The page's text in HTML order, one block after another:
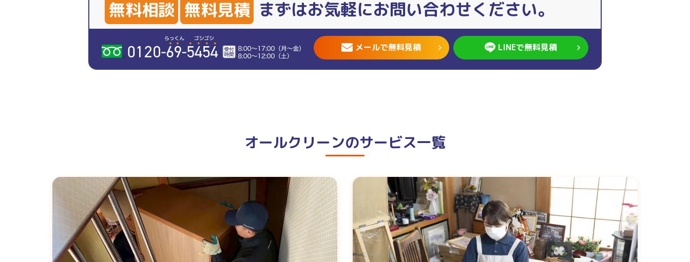
無料相談 無料見積 まずはお気軽にお問い合わせください。
メールで無料見積 LINEで無料見積
オールクリーンのサービス一覧